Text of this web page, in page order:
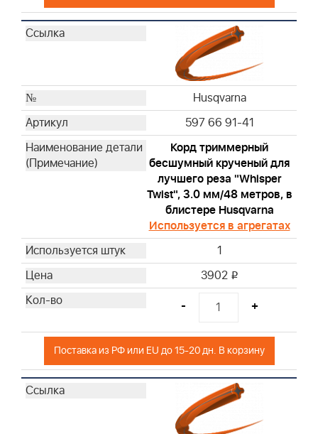
Husqvarna
597 66 91-41
Корд триммерный
бесшумный крученый для
лучшего реза "Whisper
Twist", 3.0 мм/48 метров, в
блистере Husqvarna
Используется в агрегатах
1
3902 i
- +
Поставка из РФ или EU до 15-20 дн. В корзину